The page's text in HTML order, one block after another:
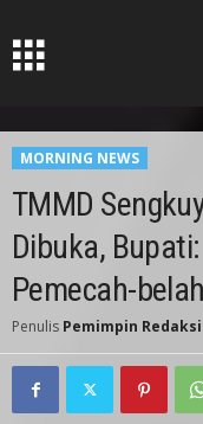
MORNING NEWS
TMMD
Dibuka,
Pemecah-
Penulis Pemimpin Redaksi